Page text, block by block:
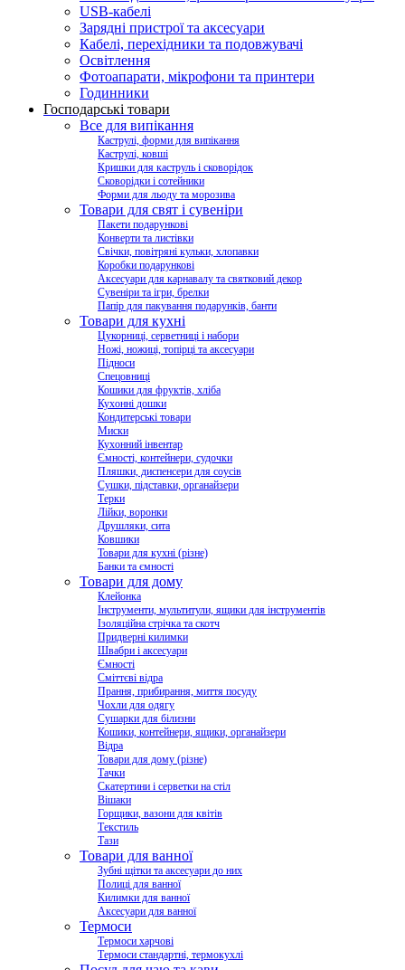
USB-кабелі
Зарядні пристрої та аксесуари
Кабелі, перехідники та подовжувачі
Освітлення
Фотоапарати, мікрофони та принтери
Годинники
Господарські товари
Все для випікання
Каструлі, форми для випікання
Каструлі, ковші
Кришки для каструль і сковорідок
Сковорідки і сотейники
Форми для льоду та морозива
Товари для свят і сувеніри
Пакети подарункові
Конверти та листівки
Свічки, повітряні кульки, хлопавки
Коробки подарункові
Аксесуари для карнавалу та святковий декор
Сувеніри та ігри, брелки
Папір для пакування подарунків, банти
Товари для кухні
Цукорниці, серветниці і набори
Ножі, ножиці, топірці та аксесуари
Підноси
Спецовниці
Кошики для фруктів, хліба
Кухонні дошки
Кондитерські товари
Миски
Кухонний інвентар
Ємності, контейнери, судочки
Пляшки, диспенсери для соусів
Сушки, підставки, органайзери
Терки
Лійки, воронки
Друшляки, сита
Ковшики
Товари для кухні (різне)
Банки та ємності
Товари для дому
Клейонка
Інструменти, мультитули, ящики для інструментів
Ізоляційна стрічка та скотч
Придверні килимки
Швабри і аксесуари
Ємності
Сміттєві відра
Прання, прибирання, миття посуду
Чохли для одягу
Сушарки для білизни
Кошики, контейнери, ящики, органайзери
Відра
Товари для дому (різне)
Тачки
Скатертини і серветки на стіл
Вішаки
Горщики, вазони для квітів
Текстиль
Тази
Товари для ванної
Зубні щітки та аксесуари до них
Полиці для ванної
Килимки для ванної
Аксесуари для ванної
Термоси
Термоси харчові
Термоси стандартні, термокухлі